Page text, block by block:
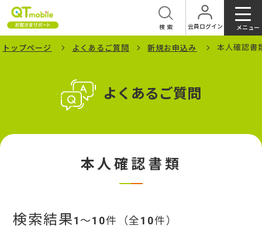
会員ログイン
検索 メニュー
トップページ よくあるご質問 新規お申込み 本人確認書
よくあるご質問
本人確認書類
検索結果1 ～10件（全10件）